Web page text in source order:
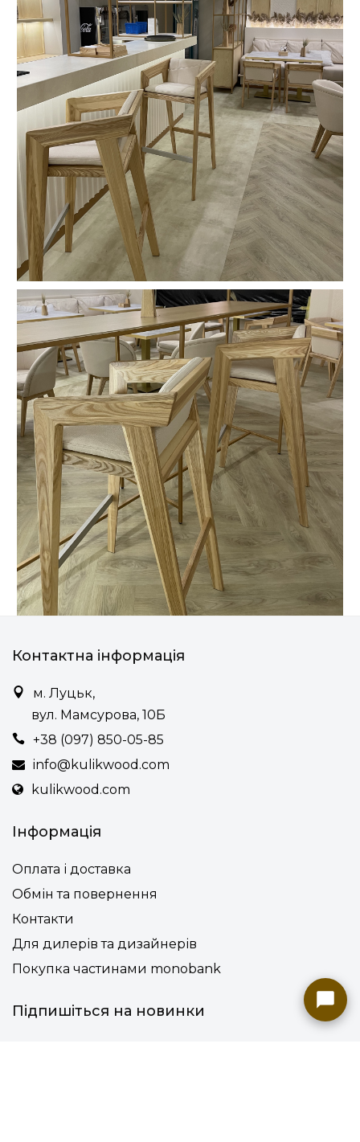
Кілька варіантів тонування деревини
Фінішний захист деревини – витривале натуральне
масло
Підніжка дерев’яна або з алюмінію (для дому чи
громадського місця)
Можливість зміни висоти ніжок (або підніжки) під
нестандартну стільницю на індивідуальний запит
клієнта
Контактна інформація
м. Луцьк,
вул. Мамсурова, 10Б
+38 (097) 850-05-85
info@kulikwood.com
kulikwood.com
Інформація
Оплата і доставка
Обмін та повернення
Контакти
Для дилерів та дизайнерів
Покупка частинами monobank
Підпишіться на новинки